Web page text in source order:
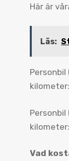
Här är
Läs:
Personbil
Personbil
Vad